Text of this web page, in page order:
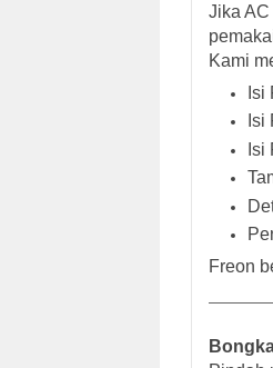
Jika
Kami
Isi
Isi
Isi
Freon